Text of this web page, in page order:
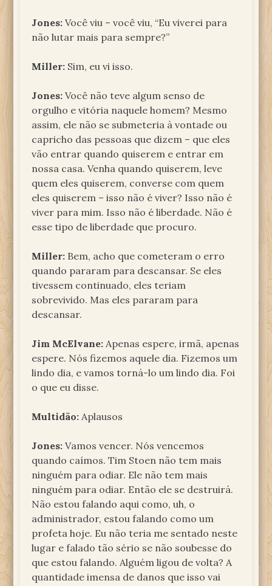
Jones: Você viu – você viu, “Eu viverei para
não lutar mais para sempre?”
Miller: Sim, eu vi isso.
Jones: Você não teve algum senso de
orgulho e vitória naquele homem? Mesmo
assim, ele não se submeteria à vontade ou
capricho das pessoas que dizem – que eles
vão entrar quando quiserem e entrar em
nossa casa. Venha quando quiserem, leve
quem eles quiserem, converse com quem
eles quiserem – isso não é viver? Isso não é
viver para mim. Isso não é liberdade. Não é
esse tipo de liberdade que procuro.
Miller: Bem, acho que cometeram o erro
quando pararam para descansar. Se eles
tivessem continuado, eles teriam
sobrevivido. Mas eles pararam para
descansar.
Jim McElvane: Apenas espere, irmã, apenas
espere. Nós fizemos aquele dia. Fizemos um
lindo dia, e vamos torná-lo um lindo dia. Foi
o que eu disse.
Multidão: Aplausos
Jones: Vamos vencer. Nós vencemos
quando caímos. Tim Stoen não tem mais
ninguém para odiar. Ele não tem mais
ninguém para odiar. Então ele se destruirá.
Não estou falando aqui como, uh, o
administrador, estou falando como um
profeta hoje. Eu não teria me sentado neste
lugar e falado tão sério se não soubesse do
que estou falando. Alguém ligou de volta? A
quantidade imensa de danos que isso vai